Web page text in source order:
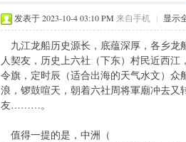
发表于 2023-10-4 03:10 PM 来自手机 | 显示
九江龙船历史源长，底蕴深厚，各乡龙
人契友，历史上六社（下东）村民近西
令旗，定时辰（适合出海的天气水文）
浪，锣鼓喧天，朝着六社周将軍廟冲去
友………。
值得一提的是，中洲（